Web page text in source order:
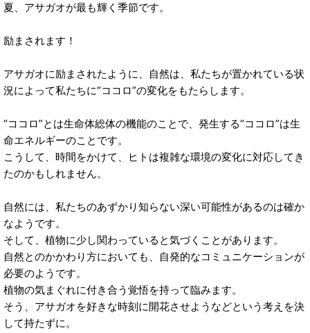
夏、アサガオが最も輝く季節です。
励まされます！
アサガオに励まされたように、自然は、私たちが置かれている状
況によって私たちに“ココロ”の変化をもたらします。
“ココロ”とは生命体総体の機能のことで、発生する“ココロ”は生
命エネルギーのことです。
こうして、時間をかけて、ヒトは複雑な環境の変化に対応してき
たのかもしれません。
自然には、私たちのあずかり知らない深い可能性があるのは確か
なようです。
そして、植物に少し関わっていると気づくことがあります。
自然とのかかわり方においても、自発的なコミュニケーションが
必要のようです。
植物の気まぐれに付き合う覚悟を持って臨みます。
そう、アサガオを好きな時刻に開花させようなどという考えを決
して持たずに。